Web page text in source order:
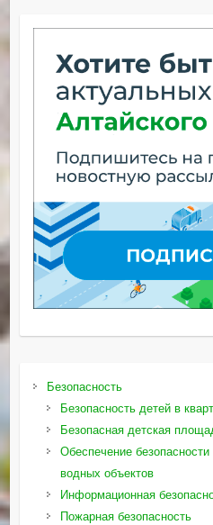
Безопасность
Безопасность детей в
Безопасная детская
Обеспечение
водных объектов
Информационная
Пожарная безопасность